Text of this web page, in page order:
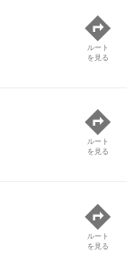
ルート
を見る
ルート
を見る
ルート
を見る